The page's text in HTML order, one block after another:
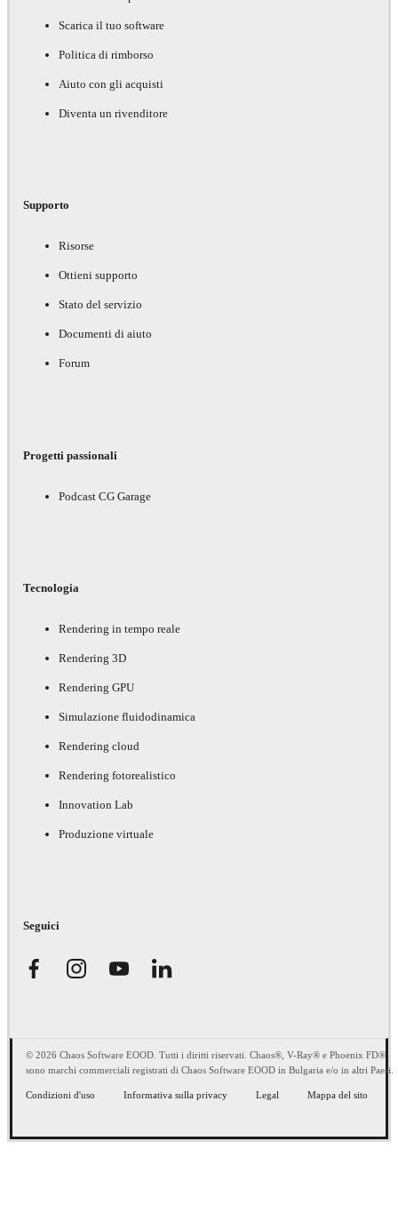
Scarica il tuo software
Politica di rimborso
Aiuto con gli acquisti
Diventa un rivenditore
Supporto
Risorse
Ottieni supporto
Stato del servizio
Documenti di aiuto
Forum
Progetti passionali
Podcast CG Garage
Tecnologia
Rendering in tempo reale
Rendering 3D
Rendering GPU
Simulazione fluidodinamica
Rendering cloud
Rendering fotorealistico
Innovation Lab
Produzione virtuale
Seguici
© 2026 Chaos Software EOOD. Tutti i diritti riservati. Chaos®, V-Ray® e Phoenix FD®
sono marchi commerciali registrati di Chaos Software EOOD in Bulgaria e/o in altri Paesi.
Condizioni d'uso Informativa sulla privacy Legal Mappa del sito